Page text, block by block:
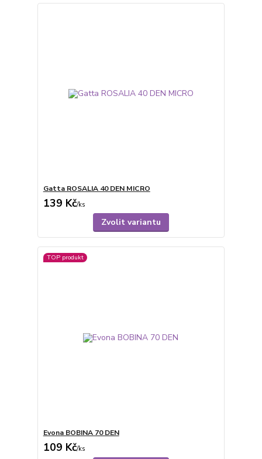
Gatta ROSALIA 40 DEN MICRO
139 Kč/ks
Zvolit variantu
TOP produkt
Evona BOBINA 70 DEN
109 Kč/ks